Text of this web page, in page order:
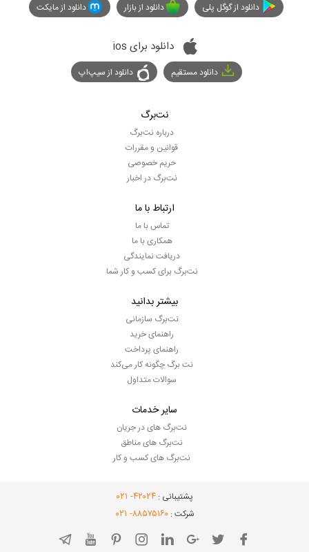
دانلود از گوگل پلی دانلود از بازار دانلود از مایکت
دانلود برای ios
دانلود مستقیم دانلود از سیپ‌اپ
نت‌برگ
درباره نت‌برگ
قوانین و مقررات
حریم خصوصی
نت‌برگ در اخبار
ارتباط با ما
تماس با ما
همکاری با ما
دریافت نمایندگی
نت‌برگ برای کسب و کار شما
بیشتر بدانید
نت‌برگ سازمانی
راهنمای خرید
راهنمای پرداخت
نت برگ چگونه کار می‌کند
سوالات متداول
سایر خدمات
نت‌برگ های در جریان
نت‌برگ های مناطق
نت‌برگ های کسب و کار
پشتیبانی : ۴۲۰۲۴- ۰۲۱
شرکت : ۸۸۵۷۵۱۶۰- ۰۲۱